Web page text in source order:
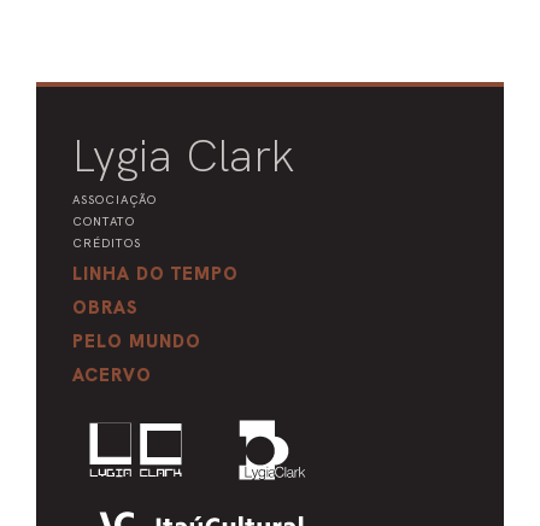
Lygia Clark
ASSOCIAÇÃO
CONTATO
CRÉDITOS
LINHA DO TEMPO
OBRAS
PELO MUNDO
ACERVO